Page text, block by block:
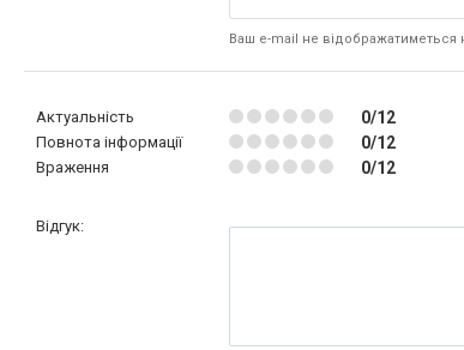
Ваш e-mail не відображатиметься
Актуальність 0/12
Повнота інформації 0/12
Враження 0/12
Відгук: